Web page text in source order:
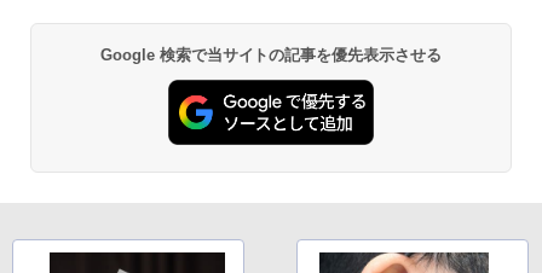
Google 検索で当サイトの記事を優先表示させる